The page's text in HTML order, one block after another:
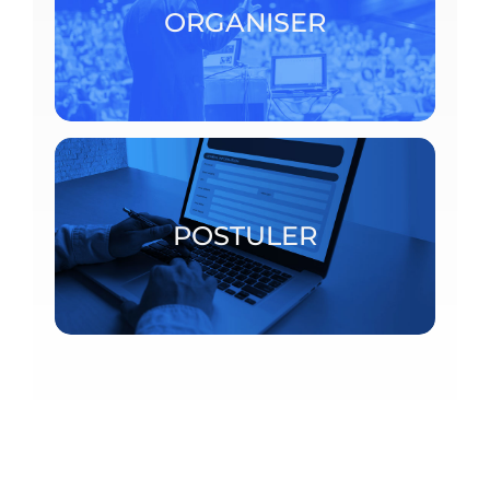
ORGANISER
ORGANISER
POSTULER
Bourses postdoctorales et chercheurs invités
POSTULER